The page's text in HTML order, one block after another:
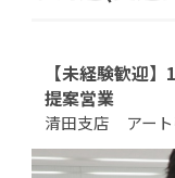
【未経験歓迎
提案営業
清田支店 アート